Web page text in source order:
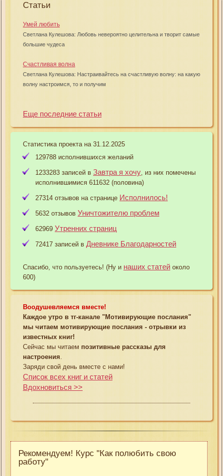
Статьи
Умей любить
Светлана Кулешова: Любовь невероятно целительна и творит самые
большие чудеса
Счастливая волна
Светлана Кулешова: Настраивайтесь на счастливую волну: на какую
волну настроимся, то и получим
Еще последние статьи
Статистика проекта на 31.12.2025
129788 исполнившихся желаний
1233283 записей в Завтра я хочу , из них помечены
исполнившимися 611632 (половина)
27314 отзывов на странице Исполнилось!
5632 отзывов Уничтожителю проблем
62969 Утренних страниц
72417 записей в Дневнике Благодарностей
Спасибо, что пользуетесь! (Ну и наших статей около
600)
Воодушевляемся вместе!
Каждое утро в тг-канале "Мотивирующие послания"
мы читаем мотивирующие послания - отрывки из
известных книг!
Сейчас мы читаем позитивные рассказы для
настроения
Заряди свой день вместе с нами!
Список всех книг и статей
Вдохновиться >>
Рекомендуем! Курс "Как полюбить свою
работу"